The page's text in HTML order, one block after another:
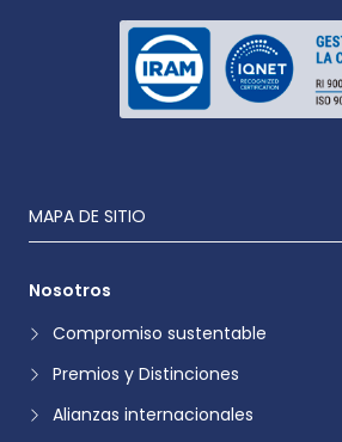
MAPA DE SITIO
Nosotros
Compromiso sustentable
Premios y Distinciones
Alianzas internacionales